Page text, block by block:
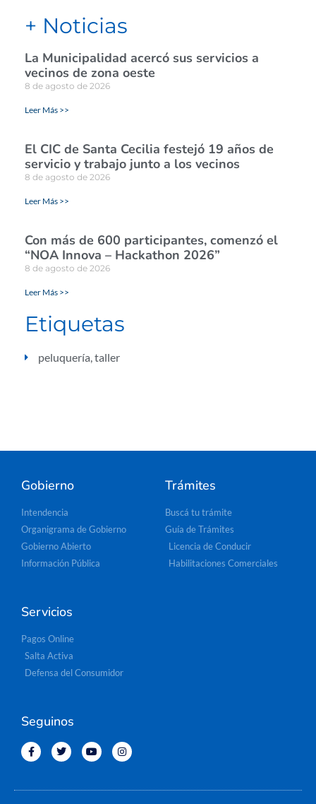
+ Noticias
La Municipalidad acercó sus servicios a
vecinos de zona oeste
8 de agosto de 2026
Leer Más >>
El CIC de Santa Cecilia festejó 19 años de
servicio y trabajo junto a los vecinos
8 de agosto de 2026
Leer Más >>
Con más de 600 participantes, comenzó el
“NOA Innova – Hackathon 2026”
8 de agosto de 2026
Leer Más >>
Etiquetas
peluquería,taller
Gobierno
Intendencia
Organigrama de Gobierno
Gobierno Abierto
Información Pública
Trámites
Buscá tu trámite
Guía de Trámites
Licencia de Conducir
Habilitaciones Comerciales
Servicios
Pagos Online
Salta Activa
Defensa del Consumidor
Seguinos